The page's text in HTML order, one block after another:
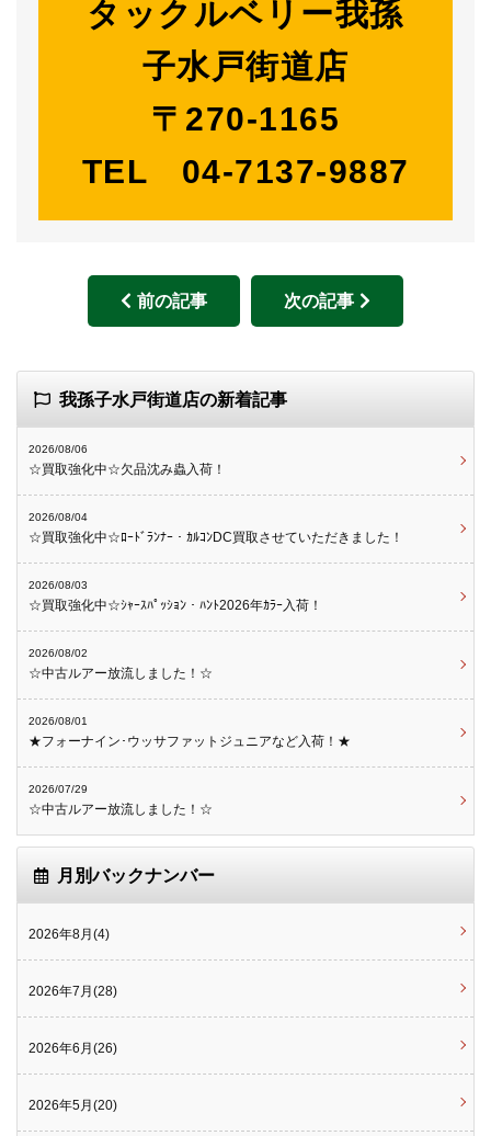
タックルベリー我孫
子水戸街道店
〒270-1165
TEL 04-7137-9887
前の記事 次の記事
我孫子水戸街道店の新着記事
2026/08/06
☆買取強化中☆欠品沈み蟲入荷！
2026/08/04
☆買取強化中☆ﾛｰﾄﾞﾗﾝﾅｰ・ｶﾙｺﾝDC買取させていただきました！
2026/08/03
☆買取強化中☆ｼｬｰｽﾊﾟｯｼｮﾝ・ﾊﾝﾄ2026年ｶﾗｰ入荷！
2026/08/02
☆中古ルアー放流しました！☆
2026/08/01
★フォーナイン･ウッサファットジュニアなど入荷！★
2026/07/29
☆中古ルアー放流しました！☆
月別バックナンバー
2026年8月(4)
2026年7月(28)
2026年6月(26)
2026年5月(20)